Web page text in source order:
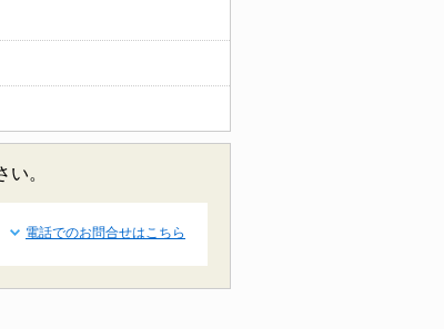
。
電話でのお問合せはこちら